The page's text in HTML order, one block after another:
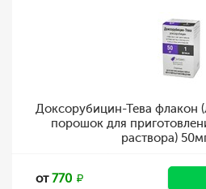
Доксорубицин-Тева флакон
порошок для
раствора)
от770